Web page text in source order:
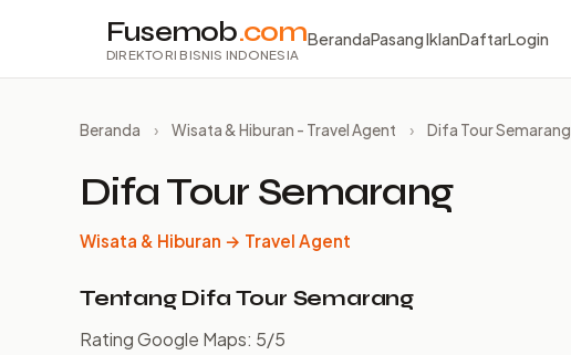
Fusemob.com
DIREKTORI BISNIS INDONESIA
BerandaPasang IklanDaftarLogin
Beranda › Wisata & Hiburan - Travel Agent › Difa Tour Semarang
Difa Tour Semarang
Wisata & Hiburan → Travel Agent
Tentang Difa Tour Semarang
Rating Google Maps: 5/5